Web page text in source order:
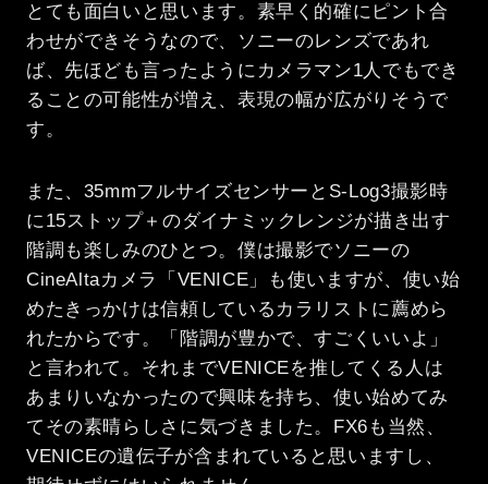
とても面白いと思います。素早く的確にピント合
わせができそうなので、ソニーのレンズであれ
ば、先ほども言ったようにカメラマン1人でもでき
ることの可能性が増え、表現の幅が広がりそうで
す。
また、35mmフルサイズセンサーとS-Log3撮影時
に15ストップ＋のダイナミックレンジが描き出す
階調も楽しみのひとつ。僕は撮影でソニーの
CineAltaカメラ「VENICE」も使いますが、使い始
めたきっかけは信頼しているカラリストに薦めら
れたからです。「階調が豊かで、すごくいいよ」
と言われて。それまでVENICEを推してくる人は
あまりいなかったので興味を持ち、使い始めてみ
てその素晴らしさに気づきました。FX6も当然、
VENICEの遺伝子が含まれていると思いますし、